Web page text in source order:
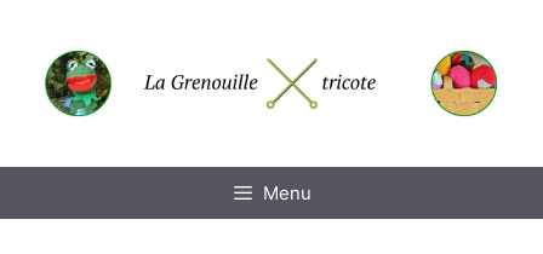
contenu
Menu